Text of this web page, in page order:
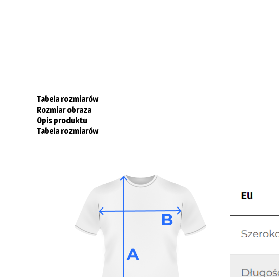
Tabela rozmiarów
Rozmiar obraza
Opis produktu
Tabela rozmiarów